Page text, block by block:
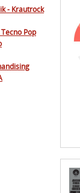
- Krautrock
Pop